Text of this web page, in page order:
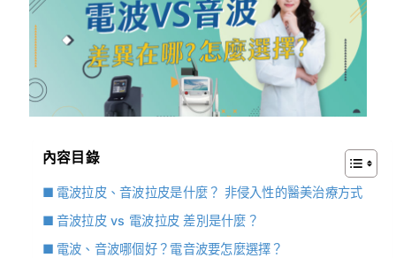
內容目錄
電波拉皮、音波拉皮是什麼？ 非侵入性的醫美治療方式
音波拉皮 vs 電波拉皮 差別是什麼？
電波、音波哪個好？電音波要怎麼選擇？